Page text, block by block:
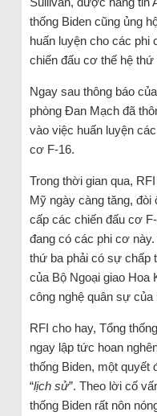
thống Biden cũng ủng
huấn luyện cho các phi
chiến đấu cơ thế hệ
Ngay sau thông báo
phòng Đan Mạch đã
vào việc huấn luyện
cơ F-16.
Trong thời gian qua,
Mỹ ngày càng tăng, đòi
cấp các chiến đấu cơ
đang có các phi cơ
thứ ba phải có sự chấp
của Bộ Ngoại giao Hoa
công nghệ quân sự của
RFI cho hay, Tổng
ngay lập tức hoan
thống Biden, một quyết
“lịch sử”. Theo lời cố
thống Biden rất nôn